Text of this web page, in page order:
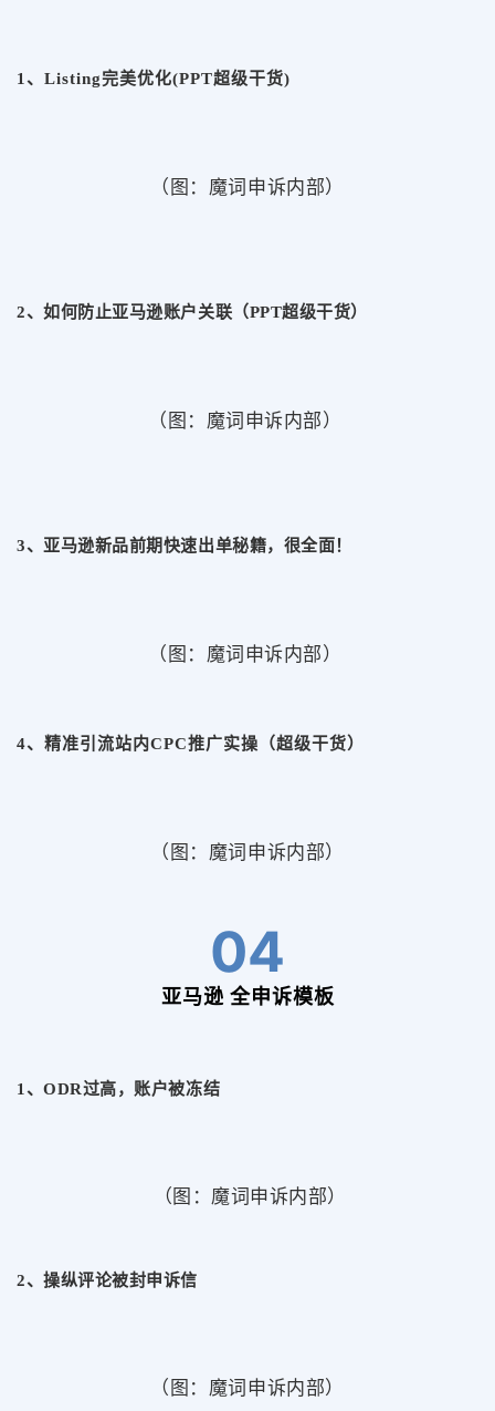
1、Listing完美优化(PPT超级干货)
（图：魔词申诉内部）
2、如何防止亚马逊账户关联（PPT超级干货）
（图：魔词申诉内部）
3、亚马逊新品前期快速出单秘籍，很全面！
（图：魔词申诉内部）
4、精准引流站内CPC推广实操（超级干货）
（图：魔词申诉内部）
04
亚马逊 全申诉模板
1、ODR过高，账户被冻结
（图：魔词申诉内部）
2、操纵评论被封申诉信
（图：魔词申诉内部）